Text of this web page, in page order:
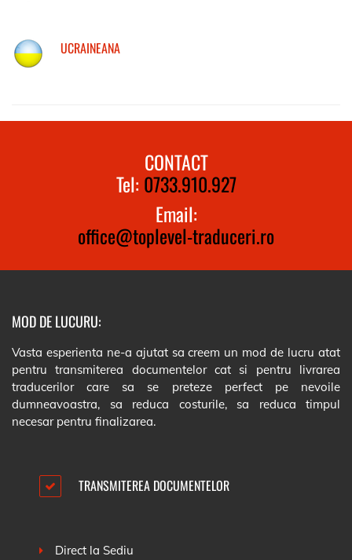
UCRAINEANA
CONTACT
Tel: 0733.910.927
Email:
office@toplevel-traduceri.ro
MOD DE LUCURU:
Vasta esperienta ne-a ajutat sa creem un mod de lucru atat
pentru transmiterea documentelor cat si pentru livrarea
traducerilor care sa se preteze perfect pe nevoile
dumneavoastra, sa reduca costurile, sa reduca timpul
necesar pentru finalizarea.
TRANSMITEREA DOCUMENTELOR
Direct la Sediu